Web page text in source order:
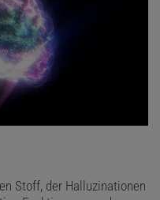
Stoff, der Halluzinationen